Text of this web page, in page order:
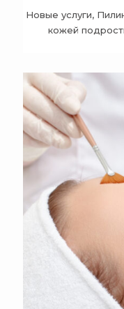
Новые услуги,
кожей